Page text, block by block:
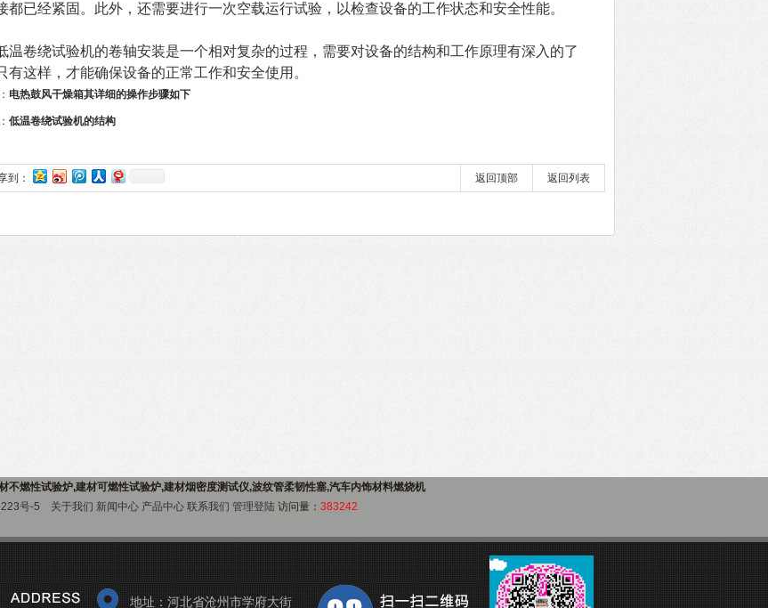
都已经紧固。此外，还需要进行一次空载运行试验，以检查设备的工作状态和安全性能。
卷绕试验机的卷轴安装是一个相对复杂的过程，需要对设备的结构和工作原理有深入的了
有这样，才能确保设备的正常工作和安全使用。
电热鼓风干燥箱其详细的操作步骤如下
低温卷绕试验机的结构
到： 返回列表
返回顶部
不燃性试验炉,建材可燃性试验炉,建材烟密度测试仪,波纹管柔韧性塞,汽车内饰材料燃烧机
号-5 关于我们 新闻中心 产品中心 联系我们 管理登陆 访问量： 383242
地址：河北省沧州市学府大街